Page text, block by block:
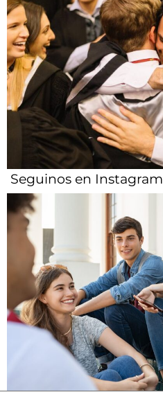
Seguinos en Instagram